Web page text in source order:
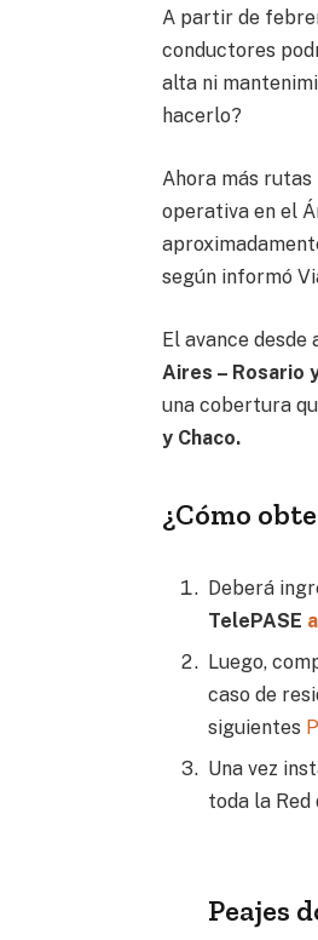
A partir de
conductores
alta ni
hacerlo?
Ahora más rutas
operativa en el
según informó
El avance
Aires – Rosario
una cobertura
y Chaco.
¿Cómo
Deberá
TelePASE
Luego,
caso de
siguientes
Una vez
toda la Red
Peajes